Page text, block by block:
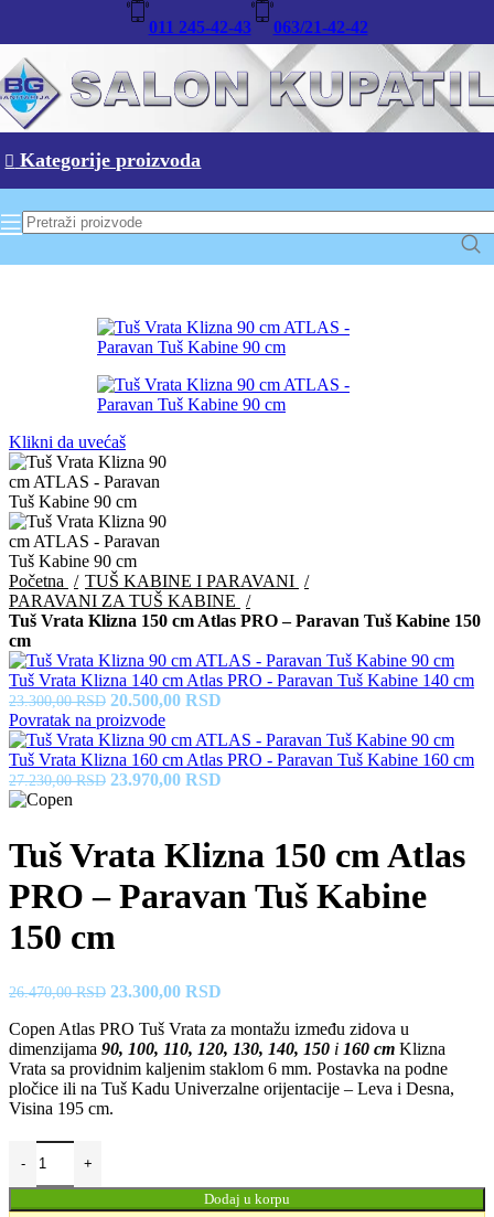
011 245-42-43 063/21-42-42
Kategorije proizvoda
Klikni da uvećaš
Početna
TUŠ KABINE I PARAVANI
PARAVANI ZA TUŠ KABINE
Tuš Vrata Klizna 150 cm Atlas PRO – Paravan Tuš Kabine 150
cm
Tuš Vrata Klizna 140 cm Atlas PRO - Paravan Tuš Kabine 140 cm
23.300,00RSD Originalna
cena
je
bila:
23.300,00 RSD.
20.500,00 RSD
je:
20.500,00 RSD.
Povratak na proizvode
Tuš Vrata Klizna 160 cm Atlas PRO - Paravan Tuš Kabine 160 cm
27.230,00RSD Originalna
27.230,00 RSD.
23.970,00 RSD
Tuš Vrata Klizna 150 cm Atlas
PRO – Paravan Tuš Kabine
150 cm
26.470,00RSD Originalna
je
bila:
26.470,00 RSD.
23.300,00 RSD
je:
23.300,00 RSD.
Copen Atlas PRO Tuš Vrata za montažu između zidova u
dimenzijama 90, 100, 110, 120, 130, 140, 150 i 160 cm Klizna
Vrata sa providnim kaljenim staklom 6 mm. Postavka na podne
pločice ili na Tuš Kadu Univerzalne orijentacije – Leva i Desna,
Visina 195 cm.
Dodaj u korpu